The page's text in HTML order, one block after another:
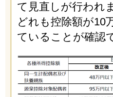
て見直しが行われ
どれも控除額が10
ていることが確認